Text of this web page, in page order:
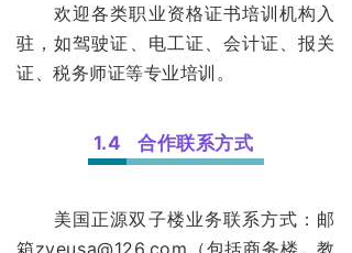
欢迎各类职业资格证书培训机构入
驻，如驾驶证、电工证、会计证、报关
证、税务师证等专业培训。
1.4 合作联系方式
美国正源双子楼业务联系方式：邮
箱zyeusa@126.com（包括商务楼、教